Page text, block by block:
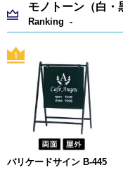
モノトーン（白・
Ranking
バリケードサイン B-445